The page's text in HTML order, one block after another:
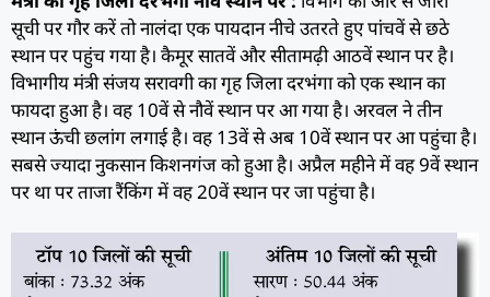
सूची पर गौर करें तो नालंदा एक पायदान नीचे उतरते हुए पांचवें से छठे
स्थान पर पहुंच गया है। कैमूर सातवें और सीतामढ़ी आठवें स्थान पर है।
विभागीय मंत्री संजय सरावगी का गृह जिला दरभंगा को एक स्थान का
फायदा हुआ है। वह 10वें से नौवें स्थान पर आ गया है। अरवल ने तीन
स्थान ऊंची छलांग लगाई है। वह 13वें से अब 10वें स्थान पर आ पहुंचा है।
सबसे ज्यादा नुकसान किशनगंज को हुआ है। अप्रैल महीने में वह 9वें स्थान
पर था पर ताजा रैंकिंग में वह 20वें स्थान पर जा पहुंचा है।